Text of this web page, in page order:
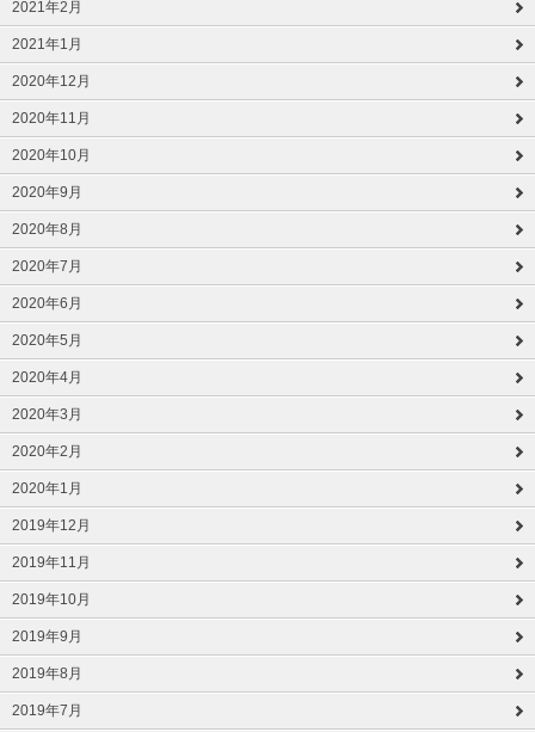
2021年2月
2021年1月
2020年12月
2020年11月
2020年10月
2020年9月
2020年8月
2020年7月
2020年6月
2020年5月
2020年4月
2020年3月
2020年2月
2020年1月
2019年12月
2019年11月
2019年10月
2019年9月
2019年8月
2019年7月